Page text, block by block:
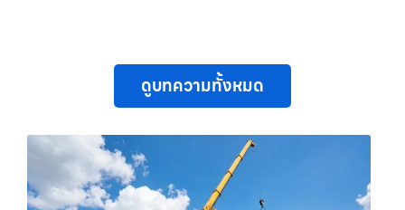
ดูบทความทั้งหมด